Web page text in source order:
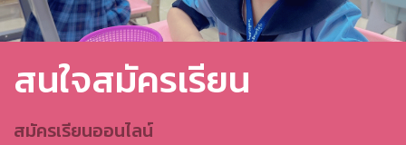
สนใจสมัครเรียน
สมัครเรียนออนไลน์